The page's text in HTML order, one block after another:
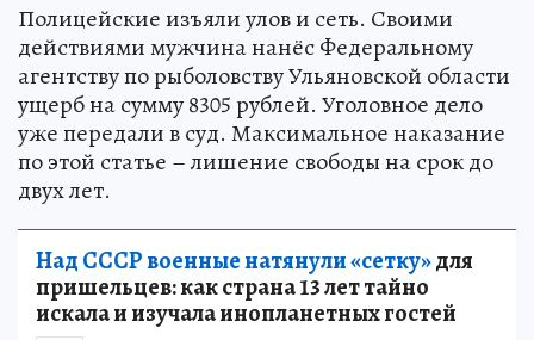
Полицейские изъяли улов и сеть. Своими
действиями мужчина нанёс Федеральному
агентству по рыболовству Ульяновской области
ущерб на сумму 8305 рублей. Уголовное дело
уже передали в суд. Максимальное наказание
по этой статье – лишение свободы на срок до
двух лет.
Над СССР военные натянули «сетку»для
пришельцев: как страна 13 лет тайно
искала и изучала инопланетных гостей